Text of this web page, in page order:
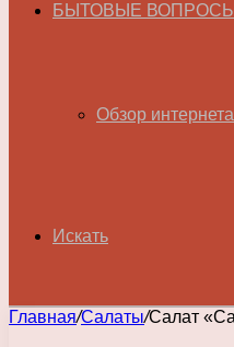
БЫТОВЫЕ ВОПРОСЫ
Обзор интернета
Искать
Главная/Салаты/Салат